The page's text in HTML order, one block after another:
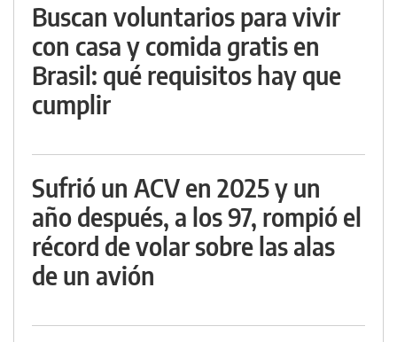
Buscan voluntarios para vivir
con casa y comida gratis en
Brasil: qué requisitos hay que
cumplir
Sufrió un ACV en 2025 y un
año después, a los 97, rompió el
récord de volar sobre las alas
de un avión